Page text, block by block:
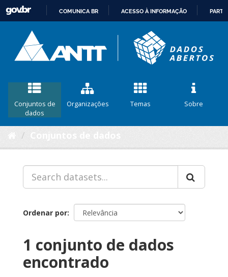
CONTEÚDO
COMUNICA BR ACESSO À INFORMAÇÃO
Conjuntos de
dados
Organizações Temas Sobre
Ordenar por
1 conjunto de dados
encontrado